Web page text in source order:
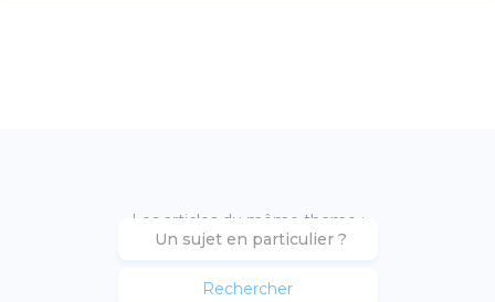
Les articles du même theme :